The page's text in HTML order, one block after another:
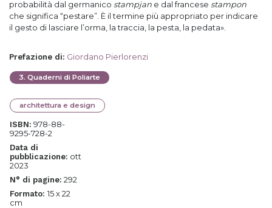
probabilità dal germanico stampjan e dal francese stampon
che significa “pestare”. È il termine più appropriato per indicare
il gesto di lasciare l’orma, la traccia, la pesta, la pedata».
Prefazione di: Giordano Pierlorenzi
3. Quaderni di Poliarte
architettura e design
ISBN: 978-88-
9295-728-2
Data di
pubblicazione: ott
2023
N° di pagine: 292
Formato: 15 x 22
cm